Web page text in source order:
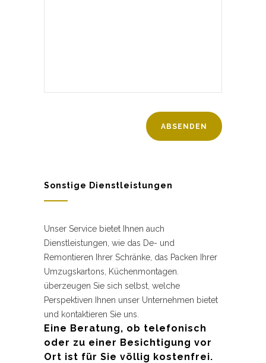
Sonstige Dienstleistungen
Unser Service bietet Ihnen auch
Dienstleistungen, wie das De- und
Remontieren Ihrer Schränke, das Packen Ihrer
Umzugskartons, Küchenmontagen.
überzeugen Sie sich selbst, welche
Perspektiven Ihnen unser Unternehmen bietet
und kontaktieren Sie uns.
Eine Beratung, ob telefonisch
oder zu einer Besichtigung vor
Ort ist für Sie völlig kostenfrei.